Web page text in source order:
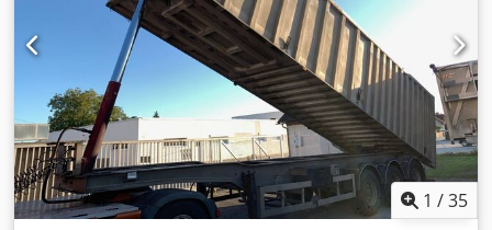
1 /35